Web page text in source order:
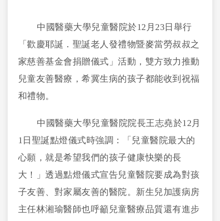
中國醫藥大學兒童醫院於12月23日舉行
「歡慶耶誕．聖誕老人發禮物暨麥當勞叔叔之
家慈善基金會捐贈儀式」活動，雙方致力推動
兒童友善醫療，希冀生病的孩子都能收到祝福
和禮物。
中國醫藥大學兒童醫院院長王志堯於12月
1日聖誕點燈儀式時強調：「兒童醫院最大的
心願，就是希望我們的孩子健康快樂的長
大！」透過點燈儀式宣告兒童醫院要成為對孩
子友善、對家屬友善的醫院。新生兒加護病房
主任林湘瑜醫師也呼籲兒童醫療品質還有進步